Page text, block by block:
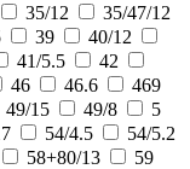
35/12
35/47/12
39
40/12
41/5.5
42
46 46.6
469
49/15 49/8
5
54/4.5
54/5.2
58+80/13
59